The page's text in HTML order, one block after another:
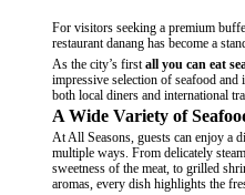
For visitors seeking a premium
restaurant danang has become a
As the city’sfirstall you can eat
impressive selection of seafood
both local diners and international
A Wide Variety of
At All Seasons, guests can enjoy a
multiple ways. From delicately
sweetness of the meat, to grilled
aromas, every dish highlights the